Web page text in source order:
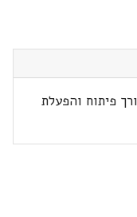
פיתוח והפעלת